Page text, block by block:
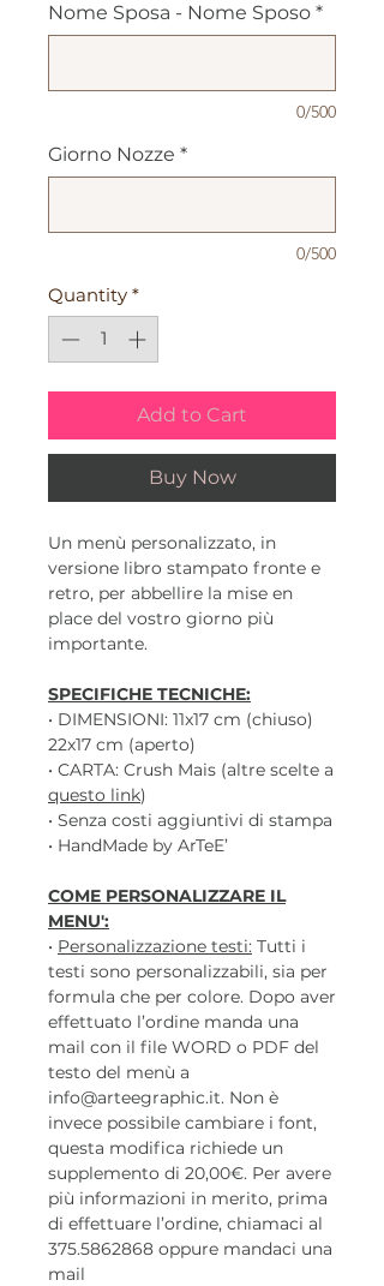
Nome Sposa - Nome Sposo *
0/500
Giorno Nozze *
0/500
Quantity *
Add to Cart
Buy Now
Un menù personalizzato, in
versione libro stampato fronte e
retro, per abbellire la mise en
place del vostro giorno più
importante.
SPECIFICHE TECNICHE:
• DIMENSIONI: 11x17 cm (chiuso)
22x17 cm (aperto)
• CARTA: Crush Mais (altre scelte a
questo link)
• Senza costi aggiuntivi di stampa
• HandMade by ArTeE’
COME PERSONALIZZARE IL
MENU':
• Personalizzazione testi: Tutti i
testi sono personalizzabili, sia per
formula che per colore. Dopo aver
effettuato l’ordine manda una
mail con il file WORD o PDF del
testo del menù a
info@arteegraphic.it. Non è
invece possibile cambiare i font,
questa modifica richiede un
supplemento di 20,00€. Per avere
più informazioni in merito, prima
di effettuare l’ordine, chiamaci al
375.5862868 oppure mandaci una
mail